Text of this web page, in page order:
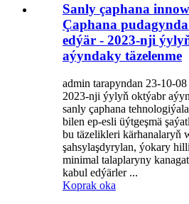
Sanly çaphana
Çaphana
edýär - 2023-nji
aýyndaky täzelenme
admin tarapyndan 23-10-08
2023-nji ýylyň oktýabr
sanly çaphana
bilen ep-esli üýtgeşmä
bu täzelikleri kärhanalaryň
şahsylaşdyrylan, ýokary
minimal talaplaryny
kabul edýärler ...
Koprak oka